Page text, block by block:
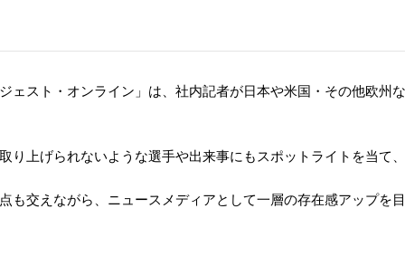
ェスト・オンライン」は、社内記者が日本や米国・その他欧州
り上げられないような選手や出来事にもスポットライトを当て
も交えながら、ニュースメディアとして一層の存在感アップを